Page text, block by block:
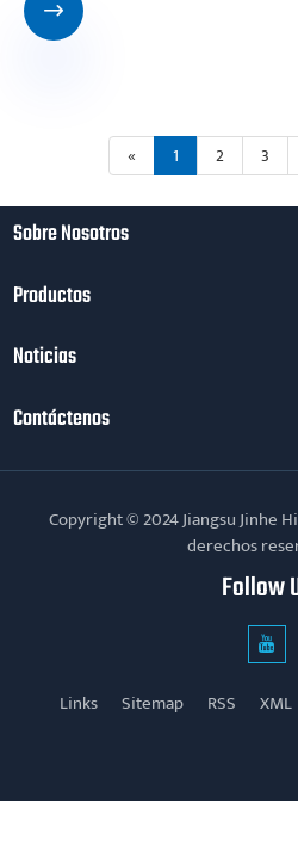

« 1 2 3
Sobre Nosotros
Productos
Noticias
Contáctenos
Copyright © 2024 Jiangsu Jinhe
derechos
Follow
Links Sitemap RSS XML